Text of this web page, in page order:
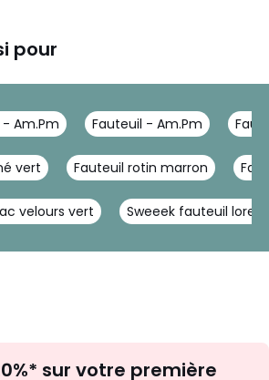
pour
Am.Pm Fauteuil - Am.Pm
vert Fauteuil rotin marron
velours vert Sweeek fauteuil lorens
sur votre première